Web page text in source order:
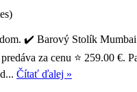
✔️ Barový Stolík
za cenu ⭐ 259.00 €.
Čítať ďalej »